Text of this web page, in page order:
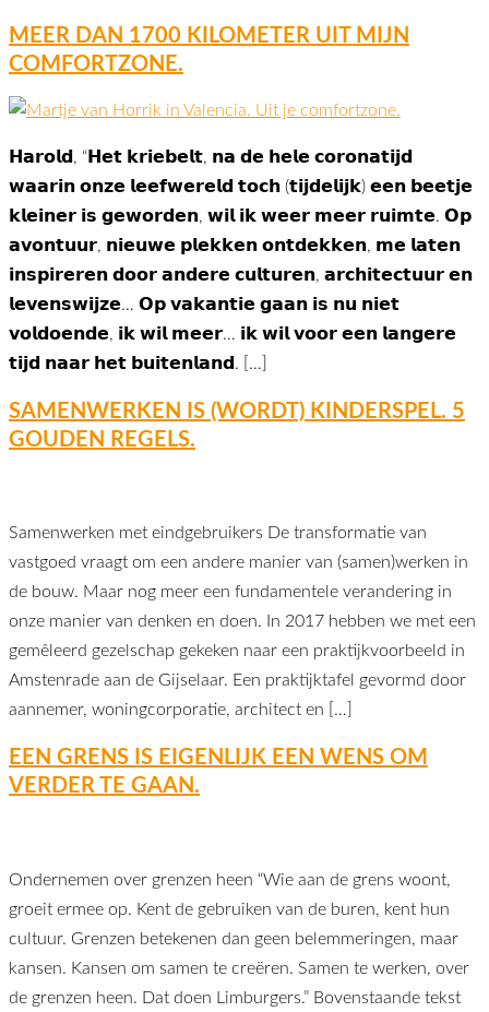
MEER DAN 1700 KILOMETER UIT MIJN
COMFORTZONE.
𝗛𝗮𝗿𝗼𝗹𝗱, “𝗛𝗲𝘁 𝗸𝗿𝗶𝗲𝗯𝗲𝗹𝘁, 𝗻𝗮 𝗱𝗲 𝗵𝗲𝗹𝗲 𝗰𝗼𝗿𝗼𝗻𝗮𝘁𝗶𝗷𝗱
𝘄𝗮𝗮𝗿𝗶𝗻 𝗼𝗻𝘇𝗲 𝗹𝗲𝗲𝗳𝘄𝗲𝗿𝗲𝗹𝗱 𝘁𝗼𝗰𝗵 (𝘁𝗶𝗷𝗱𝗲𝗹𝗶𝗷𝗸) 𝗲𝗲𝗻 𝗯𝗲𝗲𝘁𝗷𝗲
𝗸𝗹𝗲𝗶𝗻𝗲𝗿 𝗶𝘀 𝗴𝗲𝘄𝗼𝗿𝗱𝗲𝗻, 𝘄𝗶𝗹 𝗶𝗸 𝘄𝗲𝗲𝗿 𝗺𝗲𝗲𝗿 𝗿𝘂𝗶𝗺𝘁𝗲. 𝗢𝗽
𝗮𝘃𝗼𝗻𝘁𝘂𝘂𝗿, 𝗻𝗶𝗲𝘂𝘄𝗲 𝗽𝗹𝗲𝗸𝗸𝗲𝗻 𝗼𝗻𝘁𝗱𝗲𝗸𝗸𝗲𝗻, 𝗺𝗲 𝗹𝗮𝘁𝗲𝗻
𝗶𝗻𝘀𝗽𝗶𝗿𝗲𝗿𝗲𝗻 𝗱𝗼𝗼𝗿 𝗮𝗻𝗱𝗲𝗿𝗲 𝗰𝘂𝗹𝘁𝘂𝗿𝗲𝗻, 𝗮𝗿𝗰𝗵𝗶𝘁𝗲𝗰𝘁𝘂𝘂𝗿 𝗲𝗻
𝗹𝗲𝘃𝗲𝗻𝘀𝘄𝗶𝗷𝘇𝗲… 𝗢𝗽 𝘃𝗮𝗸𝗮𝗻𝘁𝗶𝗲 𝗴𝗮𝗮𝗻 𝗶𝘀 𝗻𝘂 𝗻𝗶𝗲𝘁
𝘃𝗼𝗹𝗱𝗼𝗲𝗻𝗱𝗲, 𝗶𝗸 𝘄𝗶𝗹 𝗺𝗲𝗲𝗿… 𝗶𝗸 𝘄𝗶𝗹 𝘃𝗼𝗼𝗿 𝗲𝗲𝗻 𝗹𝗮𝗻𝗴𝗲𝗿𝗲
𝘁𝗶𝗷𝗱 𝗻𝗮𝗮𝗿 𝗵𝗲𝘁 𝗯𝘂𝗶𝘁𝗲𝗻𝗹𝗮𝗻𝗱. […]
SAMENWERKEN IS (WORDT) KINDERSPEL. 5
GOUDEN REGELS.
Samenwerken met eindgebruikers De transformatie van
vastgoed vraagt om een andere manier van (samen)werken in
de bouw. Maar nog meer een fundamentele verandering in
onze manier van denken en doen. In 2017 hebben we met een
gemêleerd gezelschap gekeken naar een praktijkvoorbeeld in
Amstenrade aan de Gijselaar. Een praktijktafel gevormd door
aannemer, woningcorporatie, architect en […]
EEN GRENS IS EIGENLIJK EEN WENS OM
VERDER TE GAAN.
Ondernemen over grenzen heen “Wie aan de grens woont,
groeit ermee op. Kent de gebruiken van de buren, kent hun
cultuur. Grenzen betekenen dan geen belemmeringen, maar
kansen. Kansen om samen te creëren. Samen te werken, over
de grenzen heen. Dat doen Limburgers.” Bovenstaande tekst